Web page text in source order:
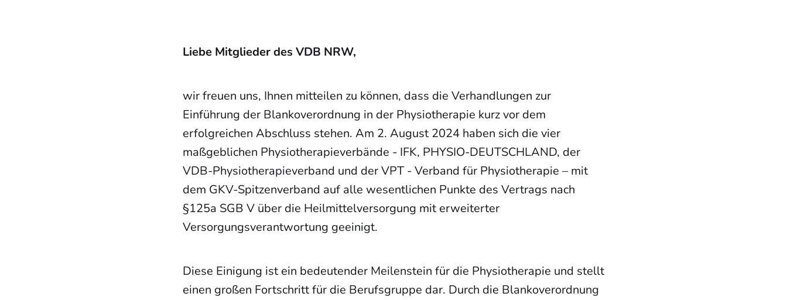
Liebe Mitglieder des VDB NRW,
wir freuen uns, Ihnen mitteilen zu können, dass die Verhandlungen zur
Einführung der Blankoverordnung in der Physiotherapie kurz vor dem
erfolgreichen Abschluss stehen. Am 2. August 2024 haben sich die vier
maßgeblichen Physiotherapieverbände - IFK, PHYSIO-DEUTSCHLAND, der
VDB-Physiotherapieverband und der VPT - Verband für Physiotherapie – mit
dem GKV-Spitzenverband auf alle wesentlichen Punkte des Vertrags nach
§125a SGB V über die Heilmittelversorgung mit erweiterter
Versorgungsverantwortung geeinigt.
Diese Einigung ist ein bedeutender Meilenstein für die Physiotherapie und stellt
einen großen Fortschritt für die Berufsgruppe dar. Durch die Blankoverordnung